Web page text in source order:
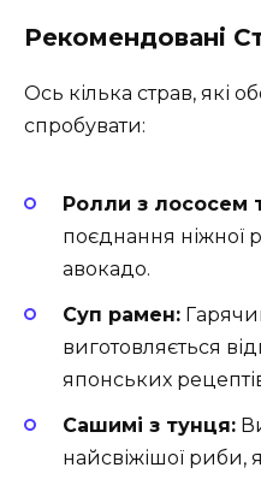
Рекомендовані
Ось кілька страв, які
спробувати:
Ролли з лососем
поєднання ніжної
авокадо.
Суп рамен:
виготовляється
японських
Сашимі з тунця:
найсвіжішої риби,